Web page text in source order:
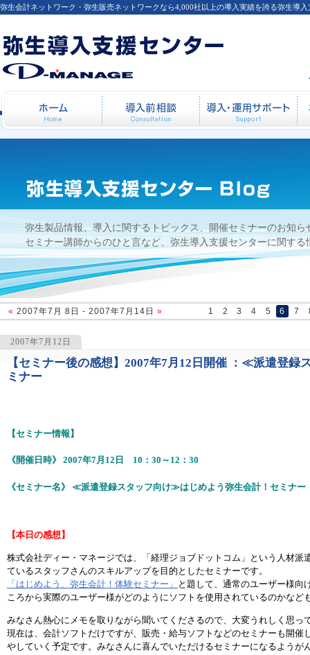
2007年7月 8日 - 2007年7月14日
弥生会計ネットワーク・弥生販売ネットワークなら4,000社以上の導入実績を誇る弥生導
弥生製品情報、導入に関するトピックス、開催セミナーのお知ら
セミナー講師からのひと言など、弥生導入支援センターに関す
«2007年7月 8日 - 2007年7月14日 » 1 2 3 4 5 6 7
2007年7月12日
【セミナー後の感想】2007年7月12日開催 ：≪派遣登
ミナー
【セミナー情報】
《開催日時》 2007年7月12日 10：30～12：30
《セミナー名》 ≪派遣登録スタッフ向け≫はじめよう弥生会計！セミナー
【本日の感想】
株式会社ディー・マネージでは、「経理ジョブドットコム」という人材
ているスタッフさんのスキルアップを目的としたセミナーです。
「はじめよう、弥生会計！体験セミナー」 と題して、通常のユーザー様向
ころから実際のユーザー様がどのようにソフトを使用されているのかなど
みなさん熱心にメモを取りながら聞いてくださるので、大変うれしく思っ
現在は、会計ソフトだけですが、販売・給与ソフトなどのセミナーも開
やしていく予定です。みなさんに喜んでいただけるセミナーになるようが
ホーム 導入前相談 導